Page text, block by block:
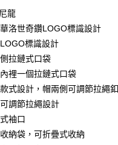
，滿NT$899(含以上)免運費
龍
洛世奇鑽LOGO標識設計
標識設計
拉鏈式口袋
裡一個拉鏈式口袋
式設計，帽兩側可調節拉繩釦
調節拉繩設計
袖口
納袋，可折疊式收納